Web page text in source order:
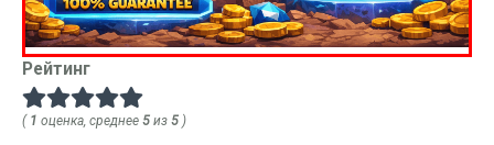
Рейтинг
( 1 оценка, среднее 5 из 5 )